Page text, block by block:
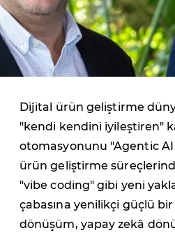
Dijital ürün geliştirme
"kendi kendini iyileştiren"
otomasyonunu "Agentic
ürün geliştirme
"vibe coding" gibi yeni
çabasına yenilikçi güçlü
dönüşüm, yapay zekâ